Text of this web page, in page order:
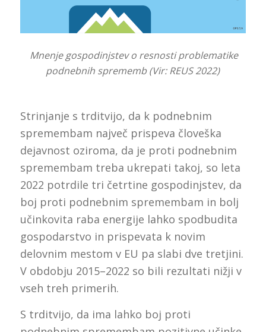
Mnenje gospodinjstev o resnosti problematike
podnebnih sprememb (Vir: REUS 2022)
Strinjanje s trditvijo, da k podnebnim
spremembam največ prispeva človeška
dejavnost oziroma, da je proti podnebnim
spremembam treba ukrepati takoj, so leta
2022 potrdile tri četrtine gospodinjstev, da
boj proti podnebnim spremembam in bolj
učinkovita raba energije lahko spodbudita
gospodarstvo in prispevata k novim
delovnim mestom v EU pa slabi dve tretjini.
V obdobju 2015–2022 so bili rezultati nižji v
vseh treh primerih.
S trditvijo, da ima lahko boj proti